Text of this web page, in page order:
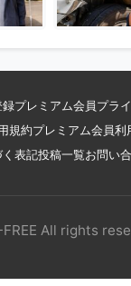
録プレミアム会員 プラ
規約プレミアム会員利
く表記投稿一覧お問い
All rights